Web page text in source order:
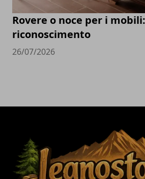
Rovere o noce per i
riconoscimento
26/07/2026